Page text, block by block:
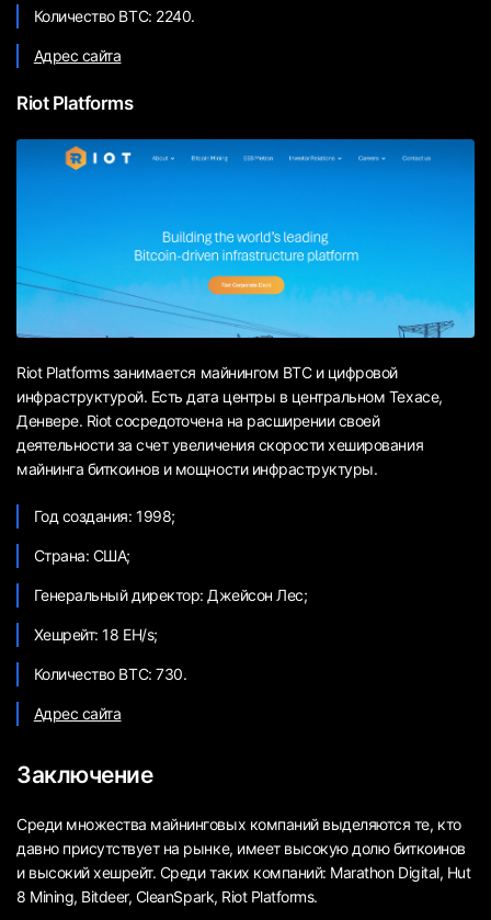
Количество BTC: 2240.
Адрес сайта
Riot Platforms
Riot Platforms занимается майнингом BTC и цифровой
инфраструктурой. Есть дата центры в центральном Техасе,
Денвере. Riot сосредоточена на расширении своей
деятельности за счет увеличения скорости хеширования
майнинга биткоинов и мощности инфраструктуры.
Год создания: 1998;
Страна: США;
Генеральный директор: Джейсон Лес;
Хешрейт: 18 EH/s;
Количество BTC: 730.
Адрес сайта
Заключение
Среди множества майнинговых компаний выделяются те, кто
давно присутствует на рынке, имеет высокую долю биткоинов
и высокий хешрейт. Среди таких компаний: Marathon Digital, Hut
8 Mining, Bitdeer, CleanSpark, Riot Platforms.